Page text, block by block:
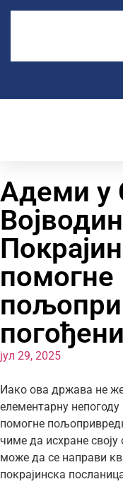
Адеми у
помогне
јул 29, 2025
Иако ова држава не
елементарну
помогне
чиме да исхране своју
може да се направи
покрајинска